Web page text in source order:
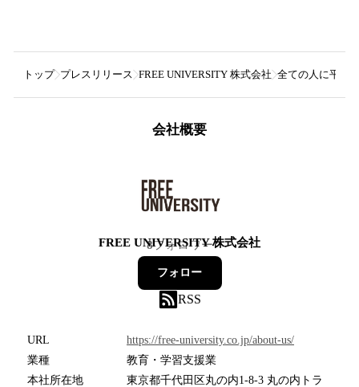
トップ プレスリリース FREE UNIVERSITY 株式会社 全ての人に平等
会社概要
FREE UNIVERSITY 株式会社
8フォロワー
フォロー
RSS
URL
https://free-university.co.jp/about-us/
業種
教育・学習支援業
本社所在地
東京都千代田区丸の内1-8-3 丸の内トラ